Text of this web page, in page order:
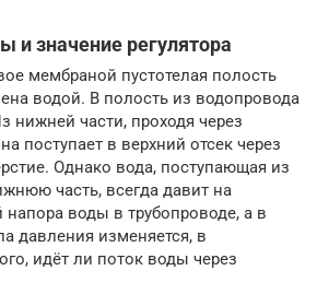
и значение регулятора
мембраной пустотелая полость
водой. В полость из водопровода
нижней части, проходя через
поступает в верхний отсек через
Однако вода, поступающая из
часть, всегда давит на
воды в трубопроводе, а в
давления изменяется, в
идёт ли поток воды через